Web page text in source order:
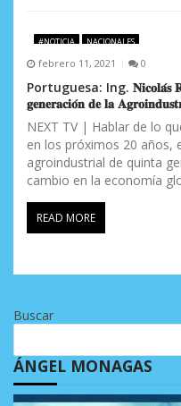
#NOTICIA NACIONALES
febrero 11, 2021 0
Portuguesa: Ing. 𝐍𝐢𝐜𝐨𝐥𝐚́𝐬
𝐠𝐞𝐧𝐞𝐫𝐚𝐜𝐢𝐨́𝐧 𝐝𝐞 𝐥𝐚
NEXT TV | Hablar de lo
en los próximos 20 años,
agroindustrial de quinta
cambio en la economía
READ MORE
Buscar
ÁNGEL MONAGAS